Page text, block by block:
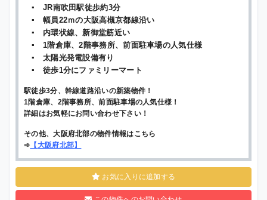
▪ JR南吹田駅徒歩約3分
▪ 幅員22ｍの大阪高槻京都線沿い
▪ 内環状線、新御堂筋近い
▪ 1階倉庫、2階事務所、前面駐車場の人気仕様
▪ 太陽光発電設備有り
▪ 徒歩1分にファミリーマート
駅徒歩3分、幹線道路沿いの新築物件！
1階倉庫、2階事務所、前面駐車場の人気仕様！
詳細はお気軽にお問い合わせ下さい！
その他、大阪府北部の物件情報はこちら
➾ 【大阪府北部】
お気に入りに追加する